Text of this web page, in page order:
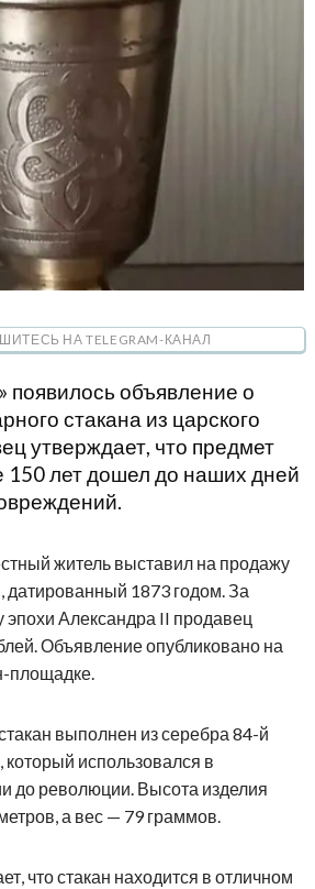
НА TELEGRAM-КАНАЛ
появилось объявление о
стакана из царского
утверждает, что предмет
150 лет дошел до наших дней
житель выставил на продажу
датированный 1873 годом. За
Александра II продавец
Объявление опубликовано на
площадке.
выполнен из серебра 84-й
использовался в
до революции. Высота изделия
а вес — 79 граммов.
что стакан находится в отличном